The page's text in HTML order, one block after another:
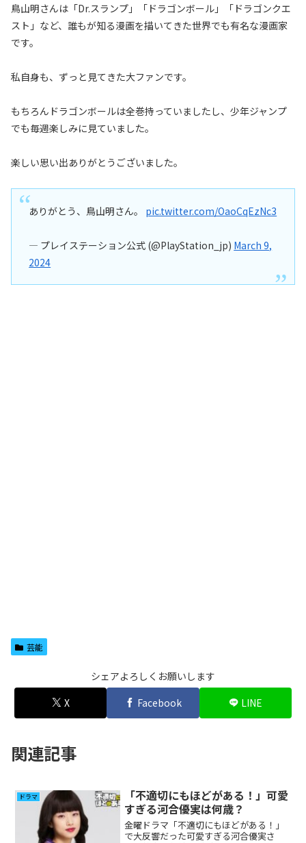
鳥山明さんは「Dr.スランプ」「ドラゴンボール」「ドラゴンクエ
スト」など、誰もが知る漫画を描いてきた世界でも有名な漫画家
です。
私自身も、ずっと見てきた大ファンです。
もちろんドラゴンボールは全巻持っていましたし、少年ジャンプ
でも毎週楽しみに見ていました。
楽しい思い出ありがとうございました。
ありがとう、鳥山明さん。 pic.twitter.com/OaoCqEzNc3
— プレイステーション公式 (@PlayStation_jp) March 9,
2024
芸能
シェアよろしくお願いします
X
Facebook LINE
関連記事
ドラマ
「不適切にもほどがある！」可愛
すぎる河合優実は何歳？
金曜ドラマ「不適切にもほどがある！」
で大反響だった可愛すぎる河合優実さ